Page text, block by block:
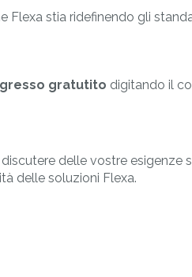
Flexa stia ridefinendo gli
gratutito digitando il
delle vostre esigenze
delle soluzioni Flexa.